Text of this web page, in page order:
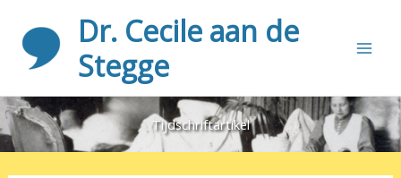
naar
inhoud
Dr. Cecile aan de
Stegge
Tijdschriftartikel